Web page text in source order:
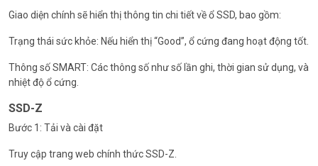
Giao diện chính sẽ hiển thị thông tin chi tiết về ổ SSD, bao gồm:
Trạng thái sức khỏe: Nếu hiển thị “Good”, ổ cứng đang hoạt động tốt.
Thông số SMART: Các thông số như số lần ghi, thời gian sử dụng, và
nhiệt độ ổ cứng.
SSD-Z
Bước 1: Tải và cài đặt
Truy cập trang web chính thức SSD-Z.